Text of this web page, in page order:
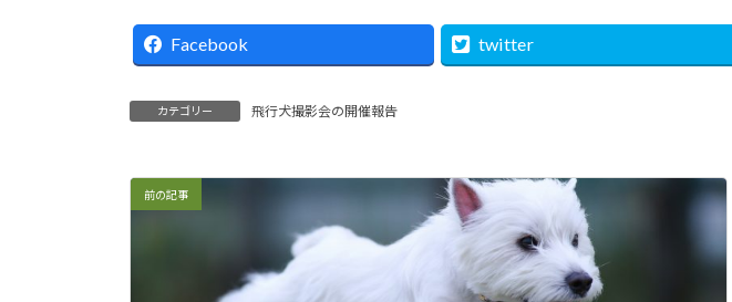
Facebook twitter
カテゴリー 飛行犬撮影会の開催報告
前の記事